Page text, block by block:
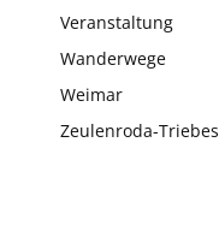
Veranstaltung
Wanderwege
Weimar
Zeulenroda-Triebes